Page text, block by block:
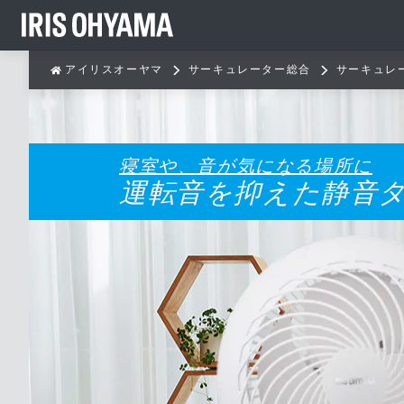
アイリスオーヤマ サーキュレーター総合 サーキュレ
寝室や、音が気になる場所に
運転音を抑えた静音